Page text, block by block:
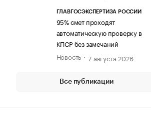
ГЛАВГОСЭКСПЕРТИЗА РОССИИ
95% смет проходят
автоматическую проверку в
КПСР без замечаний
Новость
7 августа 2026
Все публикации